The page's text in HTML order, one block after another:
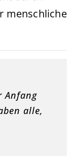
menschliche
Anfang
alle,